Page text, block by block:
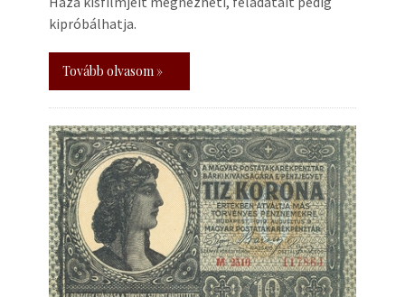
kipróbálhatja.
Tovább olvasom »